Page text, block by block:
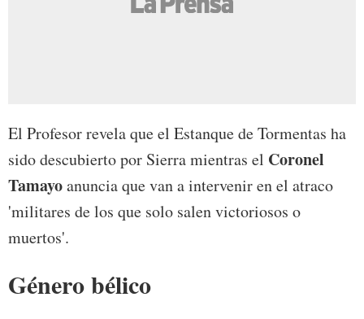
El Profesor revela que el Estanque de Tormentas ha
sido descubierto por Sierra mientras el Coronel
Tamayoanuncia que van a intervenir en el atraco
'militares de los que solo salen victoriosos o
muertos'.
Género bélico